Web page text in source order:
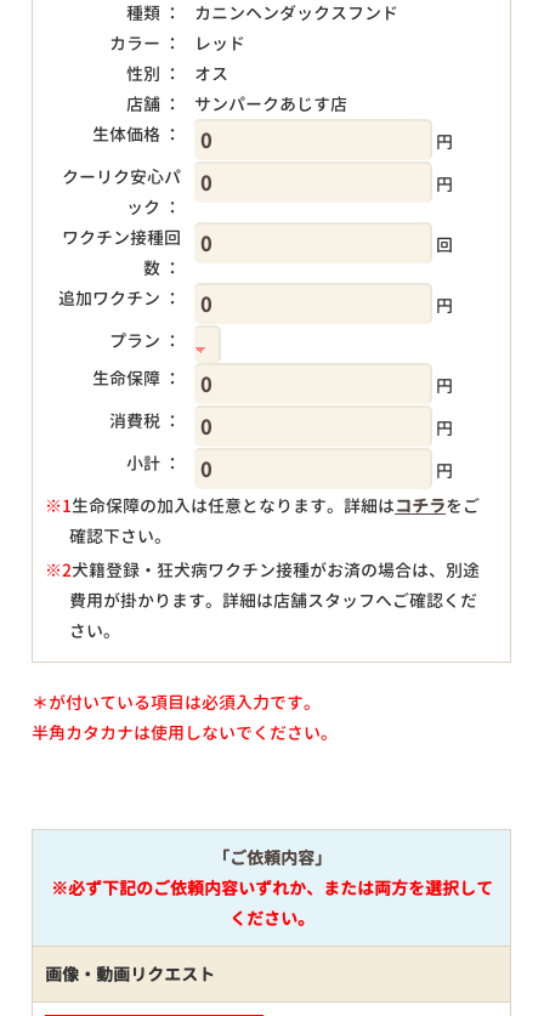
種類 ：
カニンヘンダックスフンド
カラー ：
レッド
性別 ：
オス
店舗 ：
サンパークあじす店
生体価格 ：
円
クーリク安心パ
ック ：
円
ワクチン接種回
数 ：
回
追加ワクチン ：
円
プラン ：
生命保障 ：
円
消費税 ：
円
小計 ：
円
※1生命保障の加入は任意となります。詳細はコチラをご
確認下さい。
※2犬籍登録・狂犬病ワクチン接種がお済の場合は、別途
費用が掛かります。詳細は店舗スタッフへご確認くだ
さい。
＊が付いている項目は必須入力です。
半角カタカナは使用しないでください。
「ご依頼内容」
※必ず下記のご依頼内容いずれか、または両方を選択して
ください。
画像・動画リクエスト